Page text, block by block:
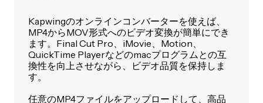
Kapwingのオンラインコンバーターを使えば、
MP4からMOV形式へのビデオ変換が簡単にでき
ます。Final Cut Pro、iMovie、Motion、
QuickTime Playerなどのmacプログラムとの互
換性を向上させながら、ビデオ品質を保持しま
す。
任意のMP4ファイルをアップロードして、高品